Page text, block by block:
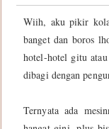
Wiih, aku pikir
banget dan boros
hotel-hotel gitu
dibagi dengan
Ternyata ada